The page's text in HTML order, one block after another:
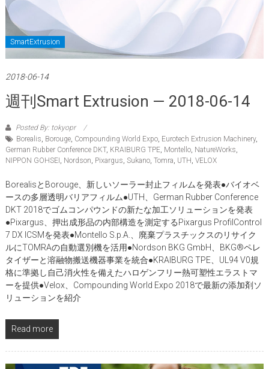
SmartExtrusion
2018-06-14
週刊Smart Extrusion — 2018-06-14
Posted By: tokyopr
Borealis, Borouge, Compounding World Expo, Eurotech Extrusion Machinery,
German Rubber Conference DKT, KRAIBURG TPE, Montello, NatureWorks,
NIPPON GOHSEI , Nordson, Pixargus, Sukano, Tomra, UTH, VELOX
BorealisとBorouge、新しいソーラー封止フィルムを発表●バイオベ
ースの多層透明バリアフィルム●UTH、German Rubber Conference
DKT 2018でゴムコンパウンドの新たな加工ソリューションを発表
●Pixargus、押出成形品の内部構造を測定するPixargus ProfilControl
7 DX ICSMを発表●Montello S.p.A.、廃棄プラスチックスのリサイク
ルにTOMRAの自動選別機を活用●Nordson BKG GmbH、BKG®ペレ
タイザーと溶融物搬送機器事業を統合●KRAIBURG TPE、UL94 V0規
格に準拠し自己消火性を備えたハロゲンフリー熱可塑性エラストマ
ーを提供●Velox、Compounding World Expo 2018で最新の添加剤ソ
リューションを紹介
Read more